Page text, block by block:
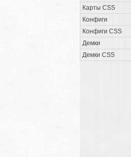
Карты CSS
Конфиги
Конфиги CSS
Демки
Демки CSS